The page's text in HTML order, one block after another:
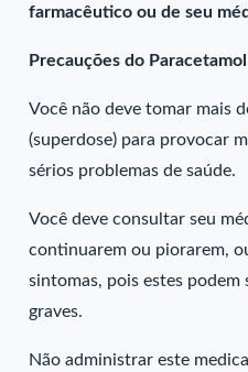
farmacêutico ou de seu
Precauções do
Você não deve tomar mais
(superdose) para provocar
sérios problemas de saúde.
Você deve consultar seu
continuarem ou piorarem,
sintomas, pois estes podem
graves.
Não administrar este